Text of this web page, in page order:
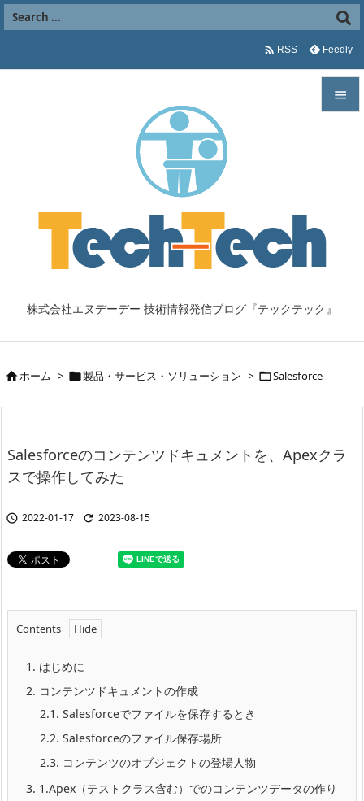
株式会社エヌデーデー 技術情報発信ブログ『テックテック』

 RSS Feedly
ホーム > 製品・サービス・ソリューション > Salesforce
Salesforceのコンテンツドキュメントを、Apexクラ
スで操作してみた
 2022-01-17  2023-08-15
Contents
1. はじめに
2. コンテンツドキュメントの作成
2.1. Salesforceでファイルを保存するとき
2.2. Salesforceのファイル保存場所
2.3. コンテンツのオブジェクトの登場人物
3. 1.Apex（テストクラス含む）でのコンテンツデータの作り